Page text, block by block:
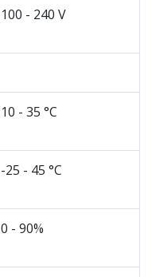
100 - 240 V
10 - 35 °C
-25 - 45 °C
0 - 90%